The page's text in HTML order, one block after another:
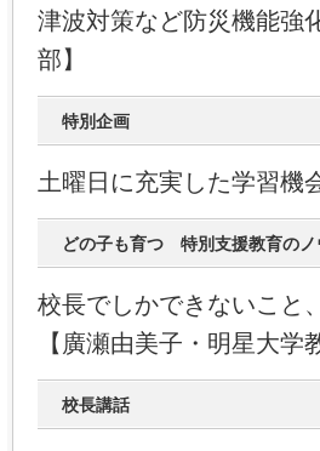
津波対策など防災機能強
部】
特別企画
土曜日に充実した学習
どの子も育つ 特別支援教育のノ
校長でしかできないこと
【廣瀬由美子・明星大学
校長講話